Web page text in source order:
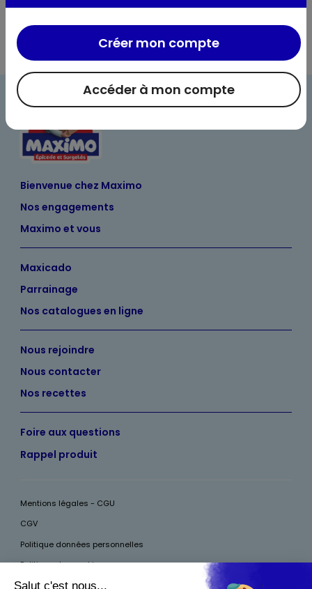
Bienvenue chez Maximo
Nos engagements
Maximo et vous
Maxicado
Parrainage
Nos catalogues en ligne
Nous rejoindre
Nous contacter
Nos recettes
Foire aux questions
Rappel produit
Mentions légales - CGU
CGV
Politique données personnelles
Politique des cookies
Accessibilité
Accéder à mon compte
Créer mon compte